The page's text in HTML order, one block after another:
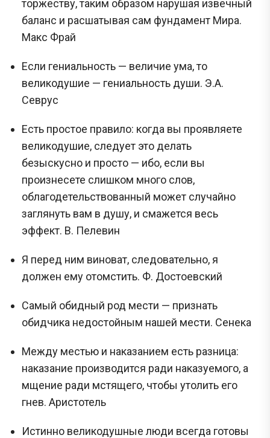
торжеству, таким образом нарушая извечный
баланс и расшатывая сам фундамент Мира.
Макс Фрай
Если гениальность — величие ума, то
великодушие — гениальность души. Э.А.
Севрус
Есть простое правило: когда вы проявляете
великодушие, следует это делать
безыскусно и просто — ибо, если вы
произнесете слишком много слов,
облагодетельствованный может случайно
заглянуть вам в душу, и смажется весь
эффект. В. Пелевин
Я перед ним виноват, следовательно, я
должен ему отомстить. Ф. Достоевский
Самый обидный род мести — признать
обидчика недостойным нашей мести. Сенека
Между местью и наказанием есть разница:
наказание производится ради наказуемого, а
мщение ради мстящего, чтобы утолить его
гнев. Аристотель
Истинно великодушные люди всегда готовы